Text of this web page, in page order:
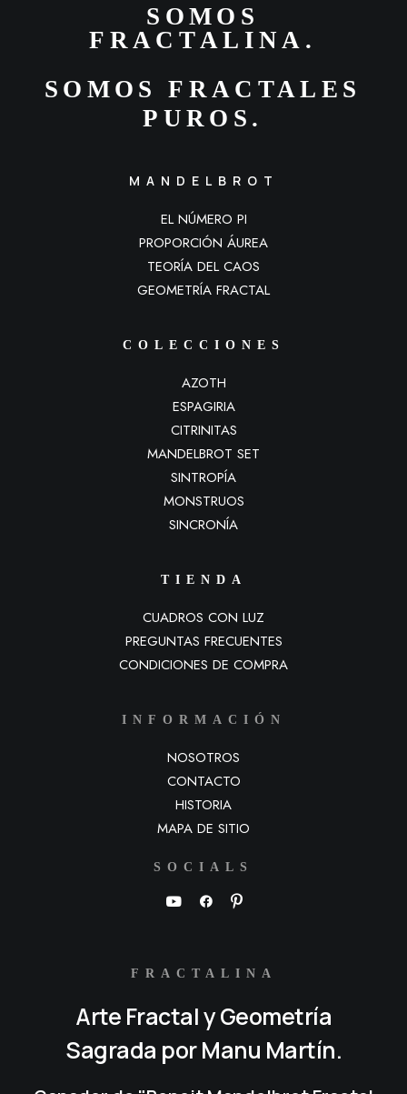
S OM O S
F RA C TAL INA .
SOMOS
FRACTALES
PUROS.
MANDELBROT
EL NÚMERO PI
PROPORCIÓN ÁUREA
TEORÍA DEL CAOS
GEOMETRÍA FRACTAL
COLECCIONES
AZOTH
ESPAGIRIA
CITRINITAS
MANDELBROT SET
SINTROPÍA
MONSTRUOS
SINCRONÍA
TIENDA
CUADROS CON LUZ
PREGUNTAS FRECUENTES
CONDICIONES DE COMPRA
INFORMACIÓN
NOSOTROS
CONTACTO
HISTORIA
MAPA DE SITIO
SOCIALS
FRACTALINA
Arte Fractal y Geometría
Sagrada por Manu Martín.